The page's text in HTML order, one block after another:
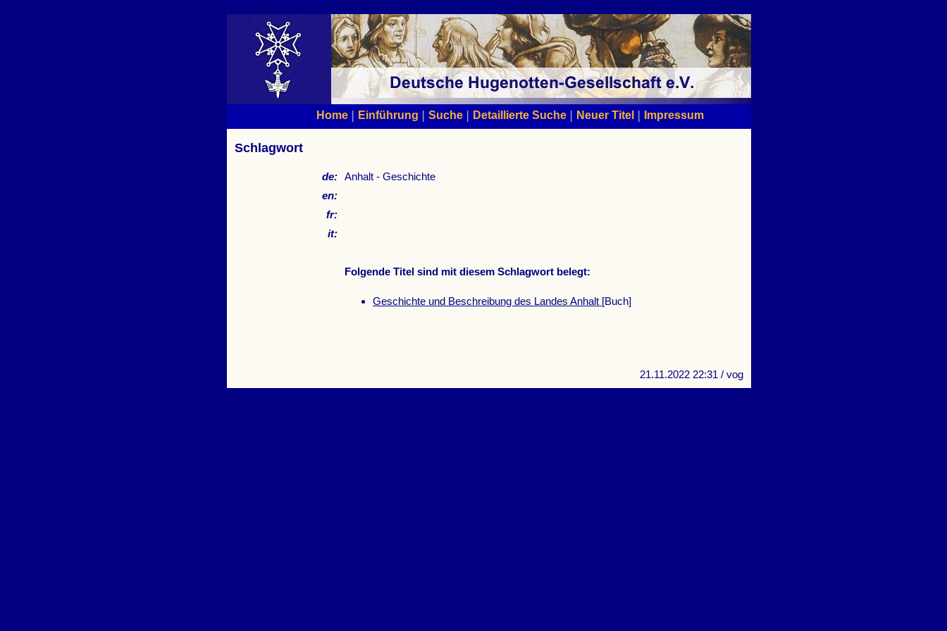
Home | Einführung | Suche | Detaillierte Suche | Neuer Titel | Impressum
Schlagwort
de: Anhalt - Geschichte
en:
fr:
it:
Folgende Titel sind mit diesem Schlagwort belegt:
Geschichte und Beschreibung des Landes Anhalt [Buch]
21.11.2022 22:31 / vog